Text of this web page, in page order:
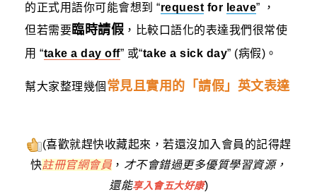
的正式用語你可能會想到 “request for leave” ，
但若需要臨時請假 ，比較口語化的表達我們很常使
用 “take a day off” 或“take a sick day” (病假)。
幫大家整理幾個 常見且實用的「請假」英文表達
(喜歡就趕快收藏起來，若還沒加入會員的記得趕
快註冊官網會員 ， 才不會錯過更多優質學習資源，
還能享入會五大好康)